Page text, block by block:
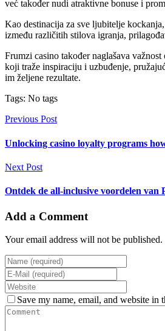
već također nudi atraktivne bonuse i
Kao destinacija za sve ljubitelje
između različitih stilova igranja,
Frumzi casino također naglašava
koji traže inspiraciju i uzbuđenje,
im željene rezultate.
Tags: No tags
Previous Post
Unlocking casino loyalty programs
Next Post
Ontdek de all-inclusive voordelen van
Add a Comment
Your email address will not be
Save my name, email, and website